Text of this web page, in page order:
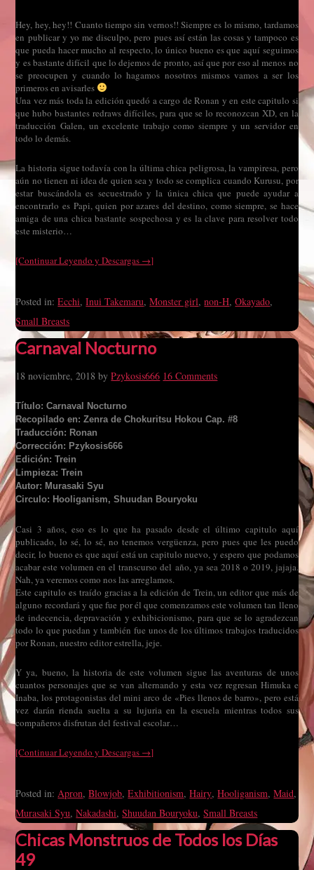
Hey, hey, hey!! Cuanto tiempo sin vernos!! Siempre es lo mismo, tardamos
en publicar y yo me disculpo, pero pues así están las cosas y tampoco es
que pueda hacer mucho al respecto, lo único bueno es que aquí seguimos
y es bastante difícil que lo dejemos de pronto, así que por eso al menos no
se preocupen y cuando lo hagamos nosotros mismos vamos a ser los
primeros en avisarles
Una vez más toda la edición quedó a cargo de Ronan y en este capitulo si
que hubo bastantes redraws difíciles, para que se lo reconozcan XD, en la
traducción Galen, un excelente trabajo como siempre y un servidor en
todo lo demás.
La historia sigue todavía con la última chica peligrosa, la vampiresa, pero
aún no tienen ni idea de quien sea y todo se complica cuando Kurusu, por
estar buscándola es secuestrado y la única chica que puede ayudar a
encontrarlo es Papi, quien por azares del destino, como siempre, se hace
amiga de una chica bastante sospechosa y es la clave para resolver todo
este misterio…
[Continuar Leyendo y Descargas →]
Posted in:Ecchi,Inui Takemaru,Monster girl,non-H,Okayado,
Small Breasts
Carnaval Nocturno
18 noviembre, 2018 byPzykosis666 16 Comments
Título: Carnaval Nocturno
Recopilado en: Zenra de Chokuritsu Hokou Cap. #8
Traducción: Ronan
Corrección: Pzykosis666
Edición: Trein
Limpieza: Trein
Autor: Murasaki Syu
Circulo: Hooliganism, Shuudan Bouryoku
Casi 3 años, eso es lo que ha pasado desde el último capitulo aquí
publicado, lo sé, lo sé, no tenemos vergüenza, pero pues que les puedo
decir, lo bueno es que aquí está un capitulo nuevo, y espero que podamos
acabar este volumen en el transcurso del año, ya sea 2018 o 2019, jajaja.
Nah, ya veremos como nos las arreglamos.
Este capitulo es traído gracias a la edición de Trein, un editor que más de
alguno recordará y que fue por él que comenzamos este volumen tan lleno
de indecencia, depravación y exhibicionismo, para que se lo agradezcan
todo lo que puedan y también fue unos de los últimos trabajos traducidos
por Ronan, nuestro editor estrella, jeje.
Y ya, bueno, la historia de este volumen sigue las aventuras de unos
cuantos personajes que se van alternando y esta vez regresan Himuka e
Inaba, los protagonistas del mini arco de «Pies llenos de barro», pero está
vez darán rienda suelta a su lujuria en la escuela mientras todos sus
compañeros disfrutan del festival escolar…
[Continuar Leyendo y Descargas →]
Posted in:Apron,Blowjob,Exhibitionism,Hairy,Hooliganism,Maid,
Murasaki Syu,Nakadashi,Shuudan Bouryoku,Small Breasts
Chicas Monstruos de Todos los Días
49